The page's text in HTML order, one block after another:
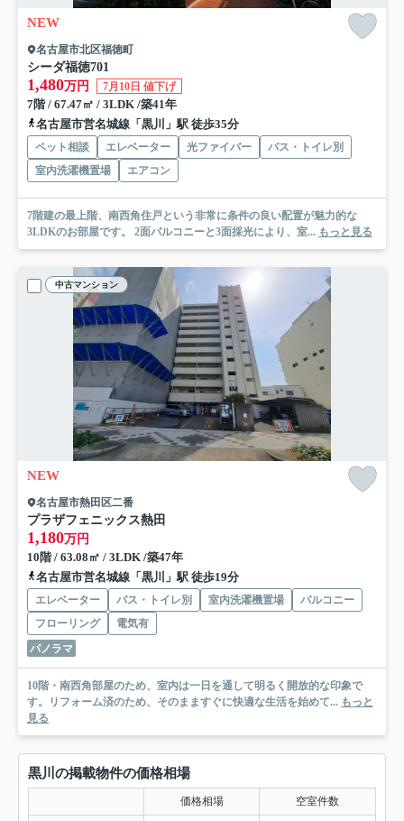
NEW
名古屋市北区福徳町
シーダ福徳701
1,480万円 7月10日 値下げ
7階 / 67.47㎡ / 3LDK /築41年
名古屋市営名城線「黒川」駅 徒歩35分
ペット相談 エレベーター 光ファイバー
バス・トイレ別
室内洗濯機置場
エアコン
7階建の最上階、南西角住戸という非常に条件の良い配置が魅力的な
3LDKのお部屋です。 2面バルコニーと3面採光により、室... もっと見る
中古マンション
NEW
名古屋市熱田区二番
プラザフェニックス熱田
1,180万円
10階 / 63.08㎡ / 3LDK /築47年
名古屋市営名城線「黒川」駅 徒歩19分
エレベーター バス・トイレ別 室内洗濯機置場
バルコニー
フローリング
電気有
パノラマ
10階・南西角部屋のため、室内は一日を通して明るく開放的な印象で
す。リフォーム済のため、そのまますぐに快適な生活を始めて... もっと
見る
黒川の掲載物件の価格相場
価格相場 空室件数